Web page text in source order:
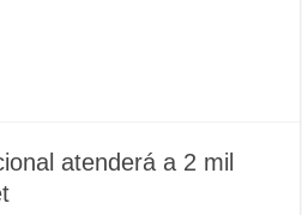
atenderá a 2 mil